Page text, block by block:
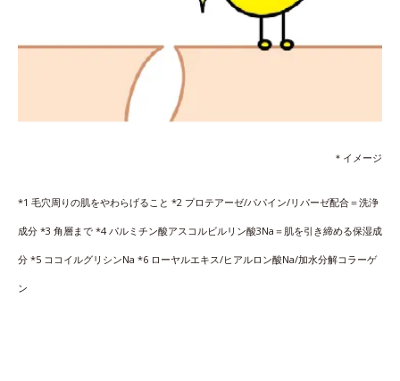
＊イメージ
*1 毛穴周りの肌をやわらげること *2 プロテアーゼ/パパイン/リパーゼ配合＝洗浄
成分 *3 角層まで *4 パルミチン酸アスコルビルリン酸3Na＝肌を引き締める保湿成
分 *5 ココイルグリシンNa *6 ローヤルエキス/ヒアルロン酸Na/加水分解コラーゲ
ン